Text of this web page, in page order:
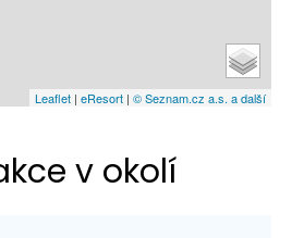
Leaflet | eResort | © Seznam.cz a.s. a další
v okolí